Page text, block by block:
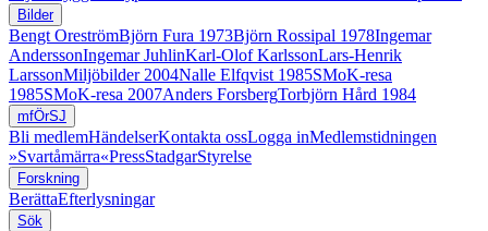
Bilder
Bengt OreströmBjörn Fura 1973Björn Rossipal 1978Ingemar
AnderssonIngemar JuhlinKarl-Olof KarlssonLars-Henrik
LarssonMiljöbilder 2004Nalle Elfqvist 1985SMoK-resa
1985SMoK-resa 2007Anders ForsbergTorbjörn Hård 1984
mfÖrSJ
Bli medlemHändelserKontakta ossLogga inMedlemstidningen
»Svartåmärra«PressStadgarStyrelse
Forskning
BerättaEfterlysningar
Sök